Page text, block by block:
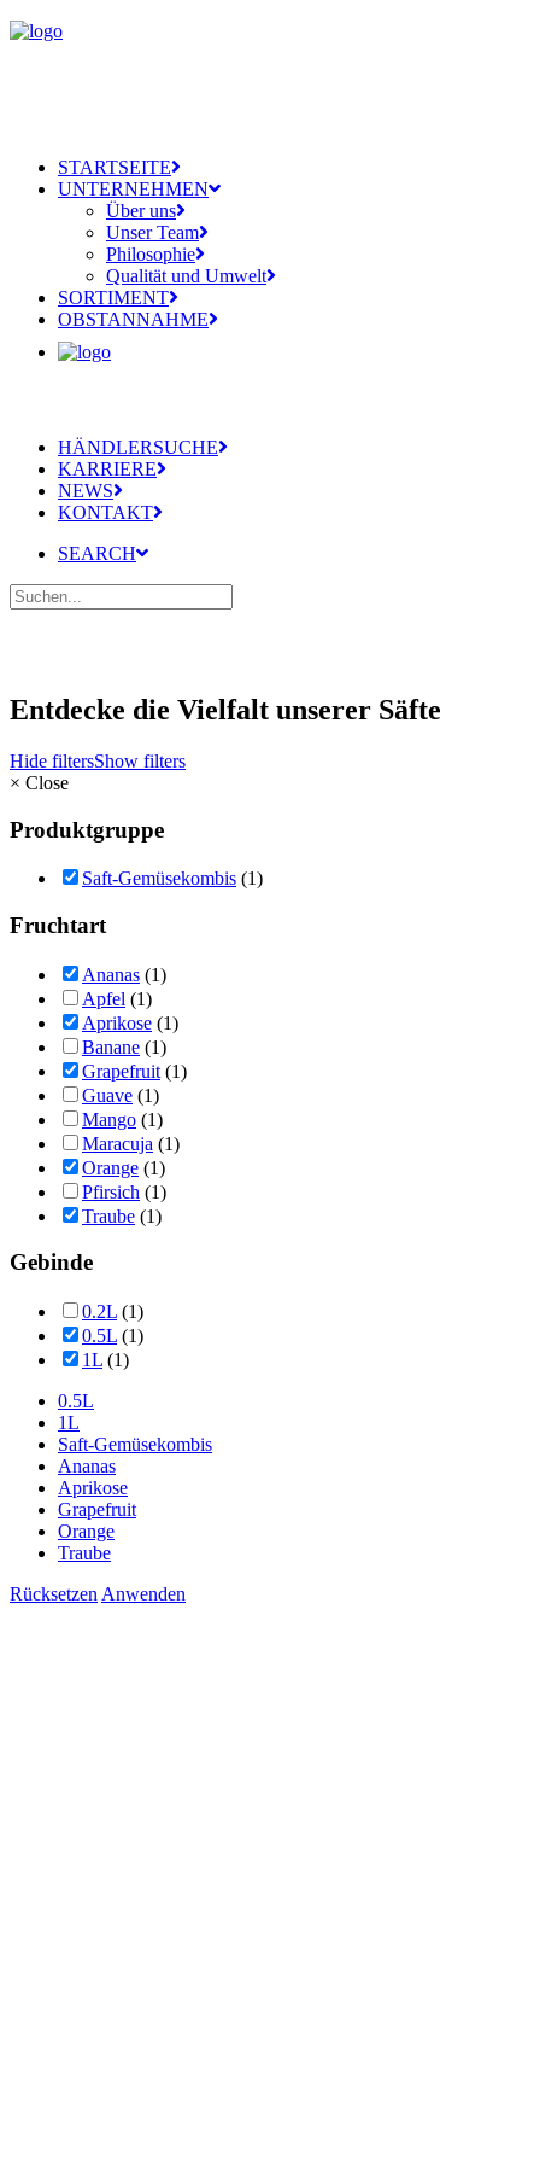
STARTSEITE
UNTERNEHMEN
Über uns
Unser Team
Philosophie
Qualität und Umwelt
SORTIMENT
OBSTANNAHME
HÄNDLERSUCHE
KARRIERE
NEWS
KONTAKT
SEARCH
Entdecke die Vielfalt unserer Säfte
Hide filtersShow filters
× Close
Produktgruppe
Saft-Gemüsekombis (1)
Fruchtart
Ananas (1)
Apfel (1)
Aprikose (1)
Banane (1)
Grapefruit (1)
Guave (1)
Mango (1)
Maracuja (1)
Orange (1)
Pfirsich (1)
Traube (1)
Gebinde
0.2L (1)
0.5L (1)
1L (1)
0.5L
1L
Saft-Gemüsekombis
Ananas
Aprikose
Grapefruit
Orange
Traube
Rücksetzen Anwenden